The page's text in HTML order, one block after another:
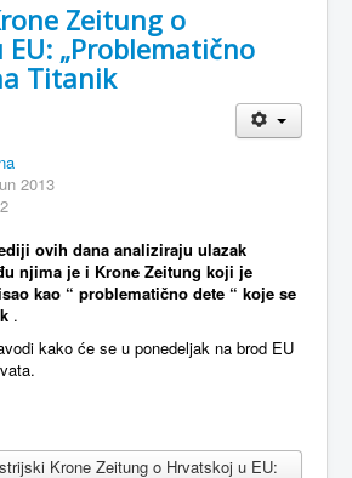
Zeitung o
„Problematično
Titanik
2013
ovih dana analiziraju ulazak
njima je i Krone Zeitung koji je
kao “ problematično dete “ koje se
.
kako će se u ponedeljak na brod EU
Krone Zeitung o Hrvatskoj u EU: